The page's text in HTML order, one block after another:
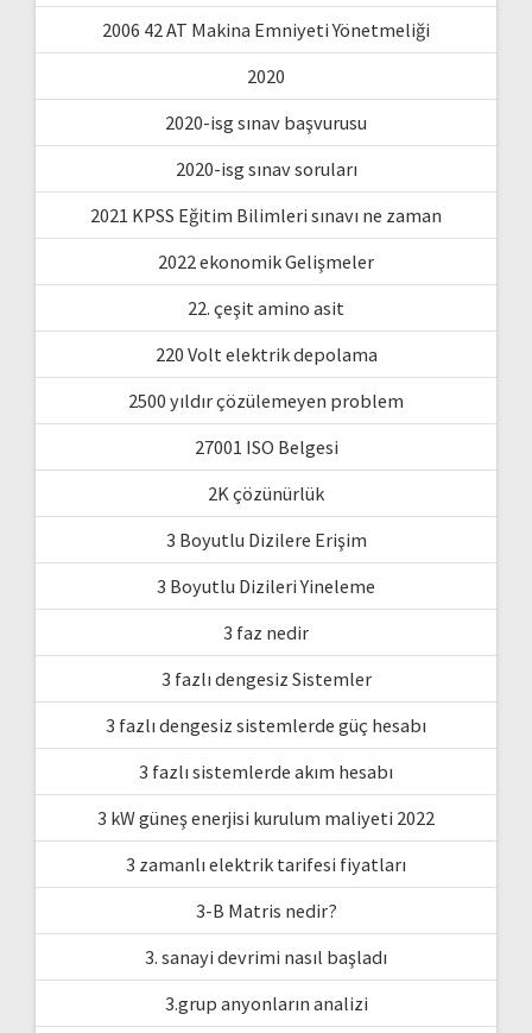
2006 42 AT Makina Emniyeti Yönetmeliği
2020
2020-isg sınav başvurusu
2020-isg sınav soruları
2021 KPSS Eğitim Bilimleri sınavı ne zaman
2022 ekonomik Gelişmeler
22. çeşit amino asit
220 Volt elektrik depolama
2500 yıldır çözülemeyen problem
27001 ISO Belgesi
2K çözünürlük
3 Boyutlu Dizilere Erişim
3 Boyutlu Dizileri Yineleme
3 faz nedir
3 fazlı dengesiz Sistemler
3 fazlı dengesiz sistemlerde güç hesabı
3 fazlı sistemlerde akım hesabı
3 kW güneş enerjisi kurulum maliyeti 2022
3 zamanlı elektrik tarifesi fiyatları
3-B Matris nedir?
3. sanayi devrimi nasıl başladı
3.grup anyonların analizi